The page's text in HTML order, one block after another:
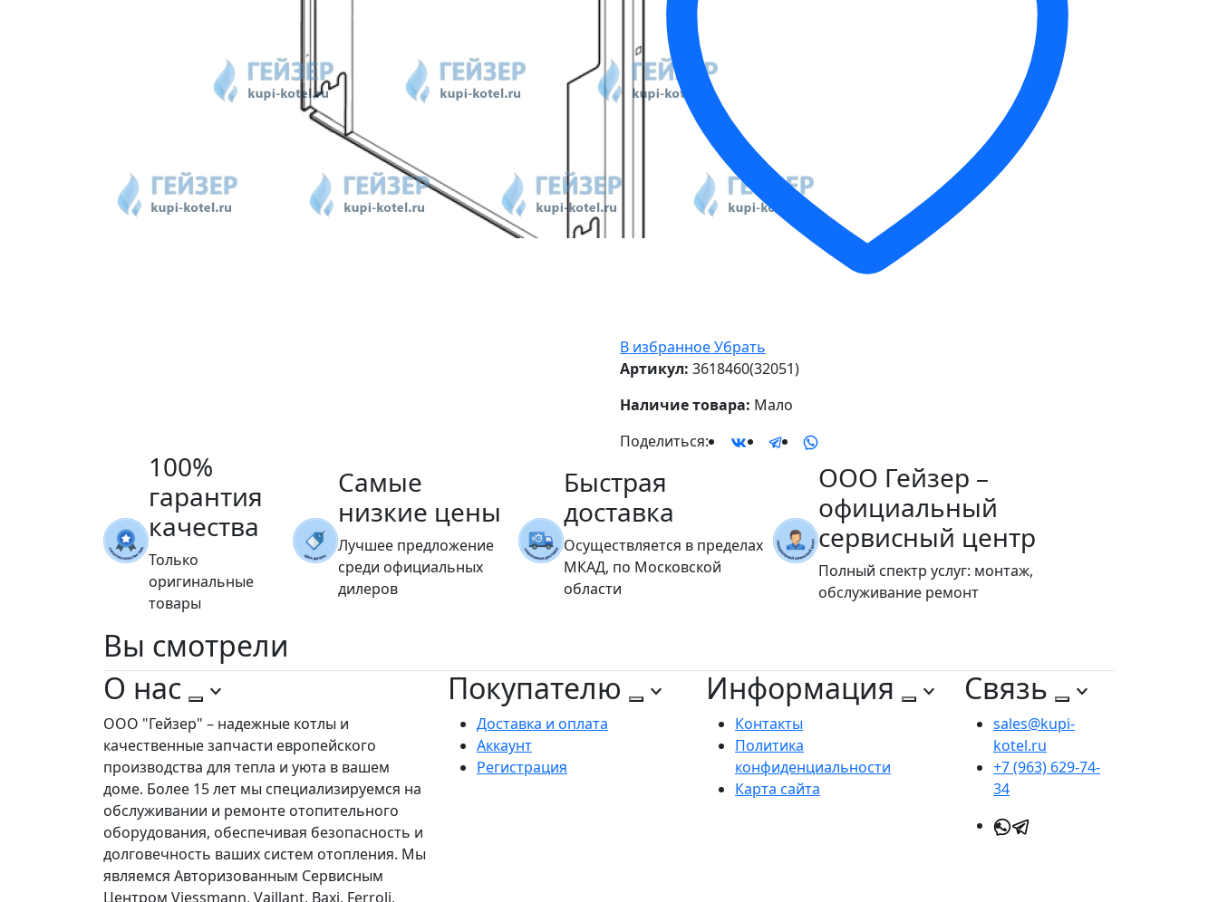
В избранноеУбрать
Артикул: 3618460(32051)
Наличие товара: Мало
Поделиться:
100%
гарантия
качества
Только
оригинальные
товары
Самые
низкие цены
Лучшее предложение
среди официальных
дилеров
Быстрая
доставка
Осуществляется в пределах
МКАД, по Московской
области
ООО Гейзер –
официальный
сервисный центр
Полный спектр услуг: монтаж,
обслуживание ремонт
Вы смотрели
О нас
ООО "Гейзер" – надежные котлы и
качественные запчасти европейского
производства для тепла и уюта в вашем
доме. Более 15 лет мы специализируемся на
обслуживании и ремонте отопительного
оборудования, обеспечивая безопасность и
долговечность ваших систем отопления. Мы
являемся Авторизованным Сервисным
Центром Viessmann, Vaillant, Baxi, Ferroli,
Покупателю
Доставка и оплата
Аккаунт
Регистрация
Информация
Контакты
Политика
конфиденциальности
Карта сайта
Связь
sales@kupi-
kotel.ru
+7 (963) 629-74-
34